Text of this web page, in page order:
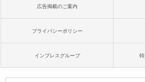
広告掲載のご案内
プライバシーポリシー
インプレスグループ